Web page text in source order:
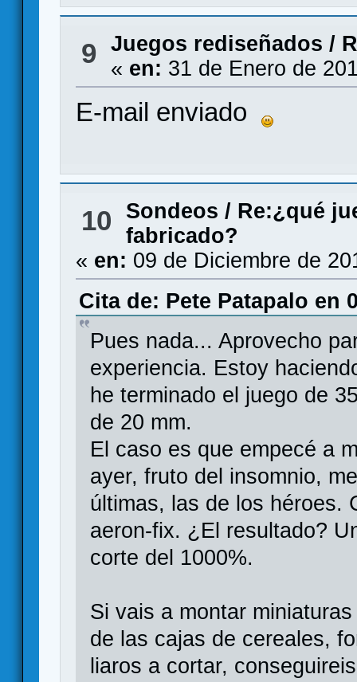
9 Juegos rediseñados /
« en: 31 de Enero de
E-mail enviado
10 Sondeos / Re:¿qué
fabricado?
« en: 09 de Diciembre de
Cita de: Pete Patapalo en
Pues nada... Aprovecho
experiencia. Estoy
he terminado el juego de
de 20 mm.
El caso es que empecé a
ayer, fruto del insomnio,
últimas, las de los héroes.
aeron-fix. ¿El resultado?
corte del 1000%.
Si vais a montar
de las cajas de cereales,
liaros a cortar,